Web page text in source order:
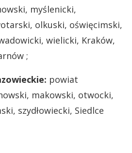
myślenicki,
olkuski, oświęcimski,
wielicki, Kraków,
;
powiat
makowski, otwocki,
szydłowiecki, Siedlce